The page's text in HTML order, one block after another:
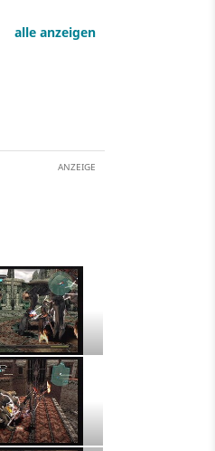
alle anzeigen
ANZEIGE